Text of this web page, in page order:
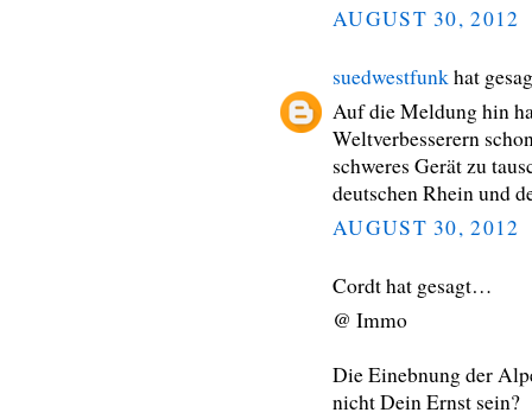
AUGUST 30, 2012
suedwestfunkhat
Auf die Meldung hin
Weltverbesserern
schweres Gerät zu
deutschen Rhein und
AUGUST 30, 2012
Cordt hat gesagt…
@ Immo
Die Einebnung der
nicht Dein Ernst sein?